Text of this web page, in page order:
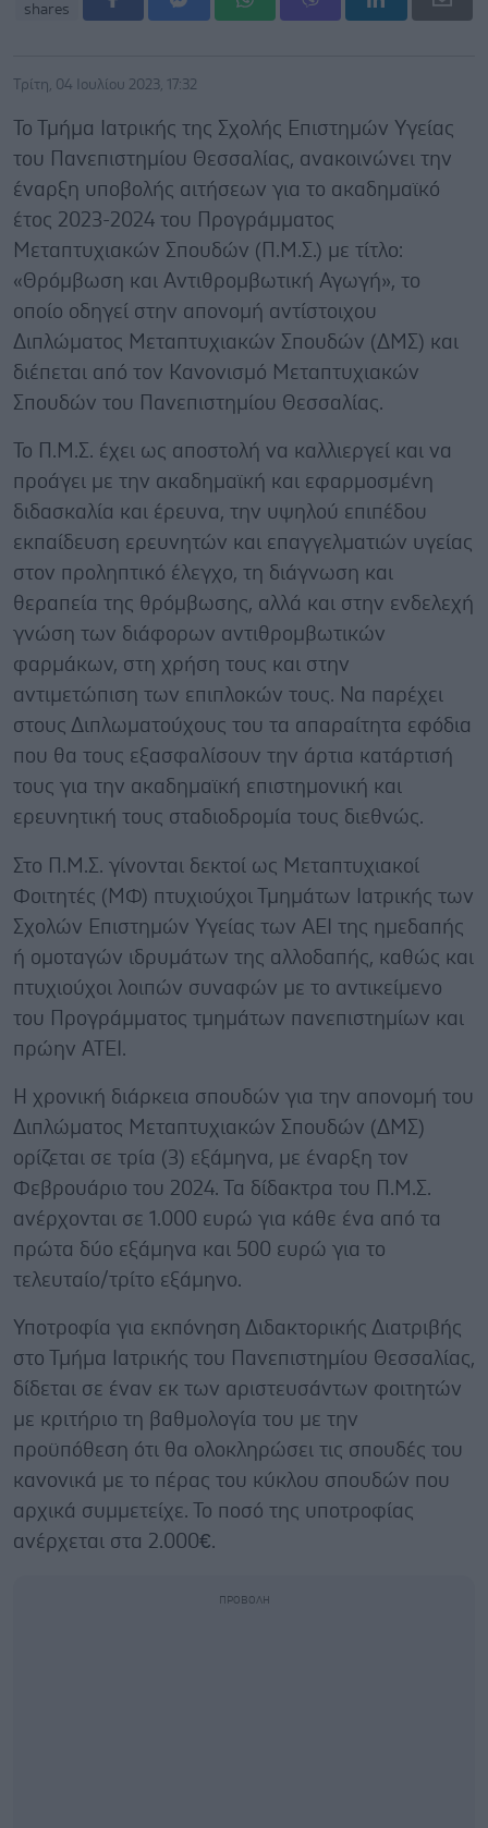
shares
Τρίτη, 04 Ιουλίου 2023, 17:32
Το Τμήμα Ιατρικής της Σχολής Επιστημών Υγείας
του Πανεπιστημίου Θεσσαλίας, ανακοινώνει την
έναρξη υποβολής αιτήσεων για το ακαδημαϊκό
έτος 2023-2024 του Προγράμματος
Μεταπτυχιακών Σπουδών (Π.Μ.Σ.) με τίτλο:
«Θρόμβωση και Αντιθρομβωτική Αγωγή», το
οποίο οδηγεί στην απονομή αντίστοιχου
Διπλώματος Μεταπτυχιακών Σπουδών (ΔΜΣ) και
διέπεται από τον Κανονισμό Μεταπτυχιακών
Σπουδών του Πανεπιστημίου Θεσσαλίας.
Το Π.Μ.Σ. έχει ως αποστολή να καλλιεργεί και να
προάγει με την ακαδημαϊκή και εφαρμοσμένη
διδασκαλία και έρευνα, την υψηλού επιπέδου
εκπαίδευση ερευνητών και επαγγελματιών υγείας
στον προληπτικό έλεγχο, τη διάγνωση και
θεραπεία της θρόμβωσης, αλλά και στην ενδελεχή
γνώση των διάφορων αντιθρομβωτικών
φαρμάκων, στη χρήση τους και στην
αντιμετώπιση των επιπλοκών τους. Να παρέχει
στους Διπλωματούχους του τα απαραίτητα εφόδια
που θα τους εξασφαλίσουν την άρτια κατάρτισή
τους για την ακαδημαϊκή επιστημονική και
ερευνητική τους σταδιοδρομία τους διεθνώς.
Στο Π.Μ.Σ. γίνονται δεκτοί ως Μεταπτυχιακοί
Φοιτητές (ΜΦ) πτυχιούχοι Τμημάτων Ιατρικής των
Σχολών Επιστημών Υγείας των ΑΕΙ της ημεδαπής
ή ομοταγών ιδρυμάτων της αλλοδαπής, καθώς και
πτυχιούχοι λοιπών συναφών με το αντικείμενο
του Προγράμματος τμημάτων πανεπιστημίων και
πρώην ΑΤΕΙ.
Η χρονική διάρκεια σπουδών για την απονομή του
Διπλώματος Μεταπτυχιακών Σπουδών (ΔΜΣ)
ορίζεται σε τρία (3) εξάμηνα, με έναρξη τον
Φεβρουάριο του 2024. Τα δίδακτρα του Π.Μ.Σ.
ανέρχονται σε 1.000 ευρώ για κάθε ένα από τα
πρώτα δύο εξάμηνα και 500 ευρώ για το
τελευταίο/τρίτο εξάμηνο.
Υποτροφία για εκπόνηση Διδακτορικής Διατριβής
στο Τμήμα Ιατρικής του Πανεπιστημίου Θεσσαλίας,
δίδεται σε έναν εκ των αριστευσάντων φοιτητών
με κριτήριο τη βαθμολογία του με την
προϋπόθεση ότι θα ολοκληρώσει τις σπουδές του
κανονικά με το πέρας του κύκλου σπουδών που
αρχικά συμμετείχε. Το ποσό της υποτροφίας
ανέρχεται στα 2.000€.